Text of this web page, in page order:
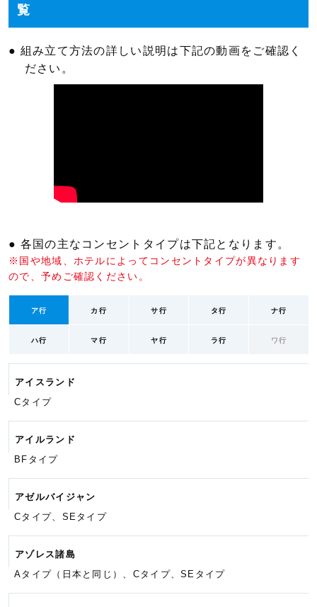
覧
● 組み立て方法の詳しい説明は下記の動画をご確認く
ださい。
● 各国の主なコンセントタイプは下記となります。
※国や地域、ホテルによってコンセントタイプが異なります
ので、予めご確認ください。
ア行 カ行 サ行 タ行 ナ行
ハ行 マ行 ヤ行 ラ行 ワ行
アイスランド
Cタイプ
アイルランド
BFタイプ
アゼルバイジャン
Cタイプ、SEタイプ
アゾレス諸島
Aタイプ（日本と同じ）、Cタイプ、SEタイプ